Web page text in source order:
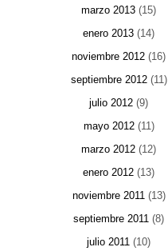
marzo 2013 (15)
enero 2013 (14)
noviembre 2012 (16)
septiembre 2012(11)
julio 2012 (9)
mayo 2012(11)
marzo 2012 (12)
enero 2012 (13)
noviembre 2011(13)
septiembre 2011 (8)
julio 2011 (10)